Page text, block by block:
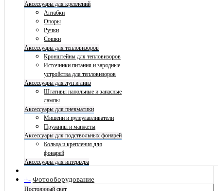
Аксессуары для креплений
Антабки
Опоры
Ручки
Сошки
Аксессуары для тепловизоров
Кронштейны для тепловизоров
Источники питания и зарядные
устройства для тепловизоров
Аксессуары для луп и линз
Штативы напольные и запасные
лампы
Аксессуары для пневматики
Мишени и пулеулавливатели
Пружины и манжеты
Аксессуары для подствольных фонарей
Кольца и крепления для
фонарей
Аксессуары для интерьера
+- Фотооборудование
Постоянный свет